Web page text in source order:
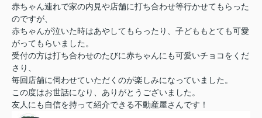
赤ちゃん連れで家の内見や店舗に打ち合わせ等行かせてもらった
のですが、
赤ちゃんが泣いた時はあやしてもらったり、子どももとても可愛
がってもらいました。
受付の方は打ち合わせのたびに赤ちゃんにも可愛いチョコをくだ
さり、
毎回店舗に伺わせていただくのが楽しみになっていました。
この度はお世話になり、ありがとうございました。
友人にも自信を持って紹介できる不動産屋さんです！